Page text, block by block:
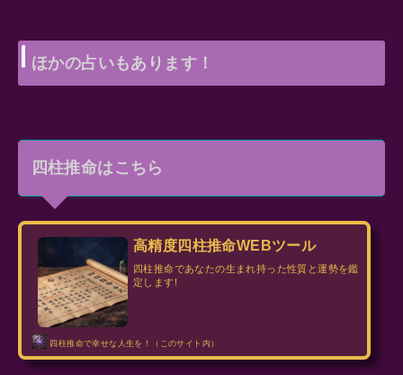
ほかの占いもあります！
四柱推命はこちら
高精度四柱推命WEBツール
四柱推命であなたの生まれ持った性質と運勢を鑑
定します!
四柱推命で幸せな人生を！（このサイト内）